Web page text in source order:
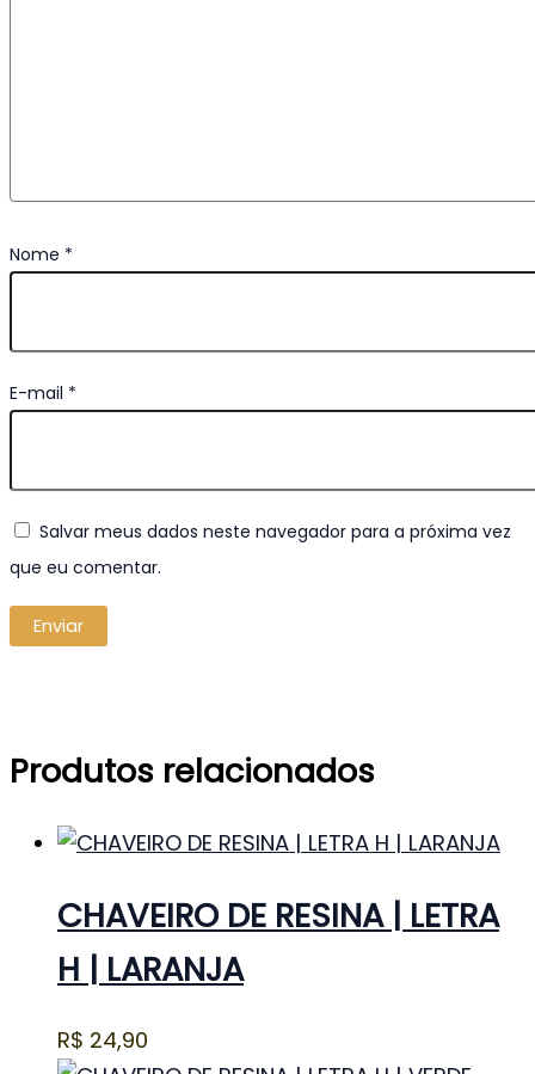
Nome *
E-mail *
Salvar meus dados neste navegador para a próxima vez
que eu comentar.
Produtos relacionados
CHAVEIRO DE RESINA | LETRA
H | LARANJA
R$ 24,90